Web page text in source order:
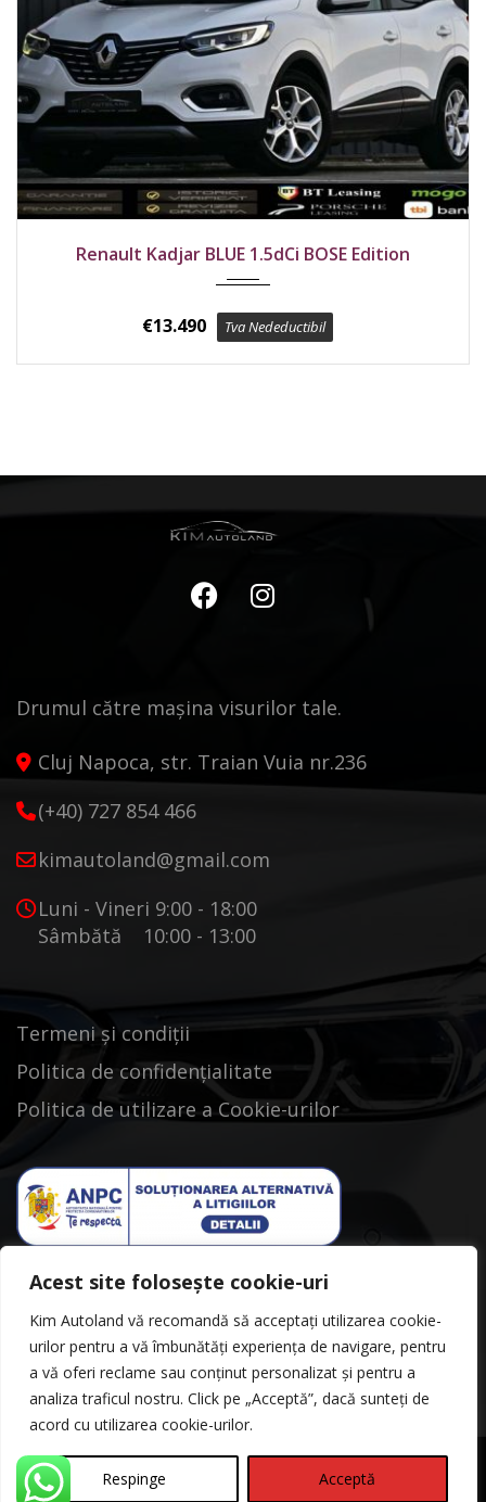
Acest site folosește cookie-uri
Kim Autoland vă recomandă să acceptați utilizarea cookie-
urilor pentru a vă îmbunătăți experiența de navigare, pentru
a vă oferi reclame sau conținut personalizat și pentru a
analiza traficul nostru. Click pe „Acceptă”, dacă sunteți de
acord cu utilizarea cookie-urilor.
Respinge Acceptă
Renault Kadjar BLUE 1.5dCi BOSE Edition
€13.490 Tva Nedeductibil
Drumul către mașina visurilor tale.
Cluj Napoca, str. Traian Vuia nr.236
(+40) 727 854 466
kimautoland@gmail.com
Luni - Vineri 9:00 - 18:00
Sâmbătă 10:00 - 13:00
Termeni și condiții
Politica de confidențialitate
Politica de utilizare a Cookie-urilor
©Copyright 2026
Kimautoland